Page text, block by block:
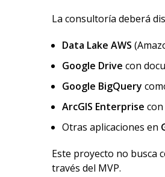
La consultoría deberá
Data Lake AWS
Google Drive con
Google BigQuery
ArcGIS Enterprise
Otras aplicaciones en
Este proyecto no busca
través del MVP.